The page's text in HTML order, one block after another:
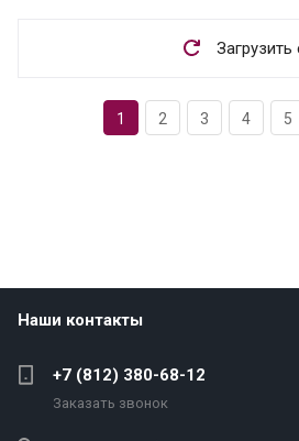
1 2 3 4 5
Наши контакты
+7 (812) 380-68-12
Заказать звонок